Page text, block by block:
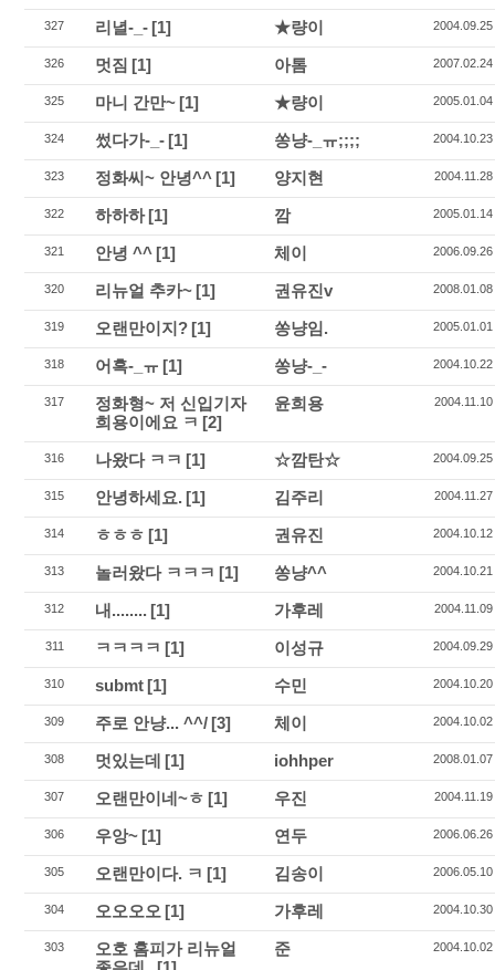
327 리녈-_- [1] ★량이 2004.09.25
326 멋짐 [1] 아톰 2007.02.24
325 마니 간만~ [1] ★량이 2005.01.04
324 썼다가-_- [1] 쏭냥-_ㅠ;;;; 2004.10.23
323 정화씨~ 안녕^^ [1] 양지현 2004.11.28
322 하하하[1] 깜 2005.01.14
321 안녕 ^^ [1] 체이 2006.09.26
320 리뉴얼 추카~ [1] 권유진v 2008.01.08
319 오랜만이지? [1] 쏭냥임. 2005.01.01
318 어흑-_ㅠ [1] 쏭냥-_- 2004.10.22
317
정화형~ 저 신입기자
희용이에요 ㅋ [2]
윤희용 2004.11.10
316 나왔다 ㅋㅋ [1] ☆깜탄☆ 2004.09.25
315 안녕하세요. [1] 김주리 2004.11.27
314 ㅎㅎㅎ [1] 권유진 2004.10.12
313 놀러왔다 ㅋㅋㅋ [1] 쏭냥^^ 2004.10.21
312 내........ [1] 가후레 2004.11.09
311 ㅋㅋㅋㅋ [1] 이성규 2004.09.29
310 submt [1] 수민 2004.10.20
309 주로 안냥... ^^/ [3] 체이 2004.10.02
308 멋있는데 [1] iohhper 2008.01.07
307 오랜만이네~ㅎ [1] 우진 2004.11.19
306 우앙~ [1] 연두 2006.06.26
305 오랜만이다. ㅋ [1] 김송이 2006.05.10
304 오오오오 [1] 가후레 2004.10.30
303
오호 홈피가 리뉴얼
준 2004.10.02